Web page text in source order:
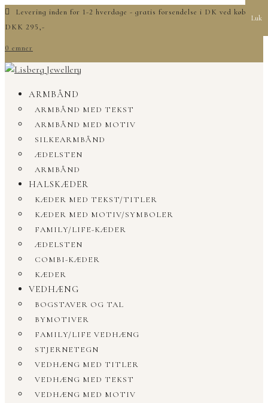
Levering inden for 1-2 hverdage - gratis forsendelse i DK ved køb over
DKK 295,-
0 emner
ARMBÅND
ARMBÅND MED TEKST
ARMBÅND MED MOTIV
SILKEARMBÅND
ÆDELSTEN
ARMBÅND
HALSKÆDER
KÆDER MED TEKST/TITLER
KÆDER MED MOTIV/SYMBOLER
FAMILY/LIFE-KÆDER
ÆDELSTEN
COMBI-KÆDER
KÆDER
VEDHÆNG
BOGSTAVER OG TAL
BYMOTIVER
FAMILY/LIFE VEDHÆNG
STJERNETEGN
VEDHÆNG MED TITLER
VEDHÆNG MED TEKST
VEDHÆNG MED MOTIV
Luk